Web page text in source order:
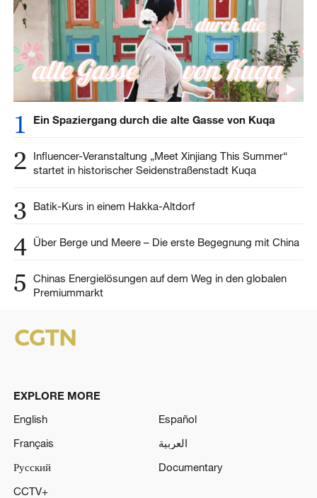
1 Ein Spaziergang durch die alte Gasse von Kuqa
2
Influencer-Veranstaltung „Meet Xinjiang This Summer“
startet in historischer Seidenstraßenstadt Kuqa
3 Batik-Kurs in einem Hakka-Altdorf
4 Über Berge und Meere – Die erste Begegnung mit China
5
Chinas Energielösungen auf dem Weg in den globalen
Premiummarkt
EXPLORE MORE
English
Español
Français
العربية
Русский
Documentary
CCTV+